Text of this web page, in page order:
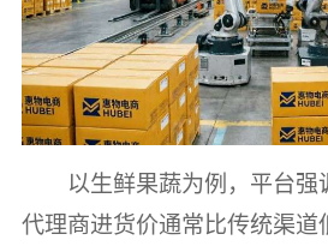
以生鲜果蔬为例，平台强
代理商进货价通常比传统渠道